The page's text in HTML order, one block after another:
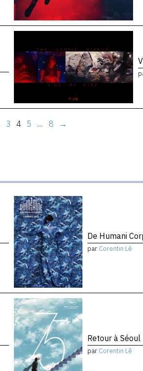
3 4 5 … 8 →
De Humani
par Corentin Lê
Retour à Séoul
par Corentin Lê